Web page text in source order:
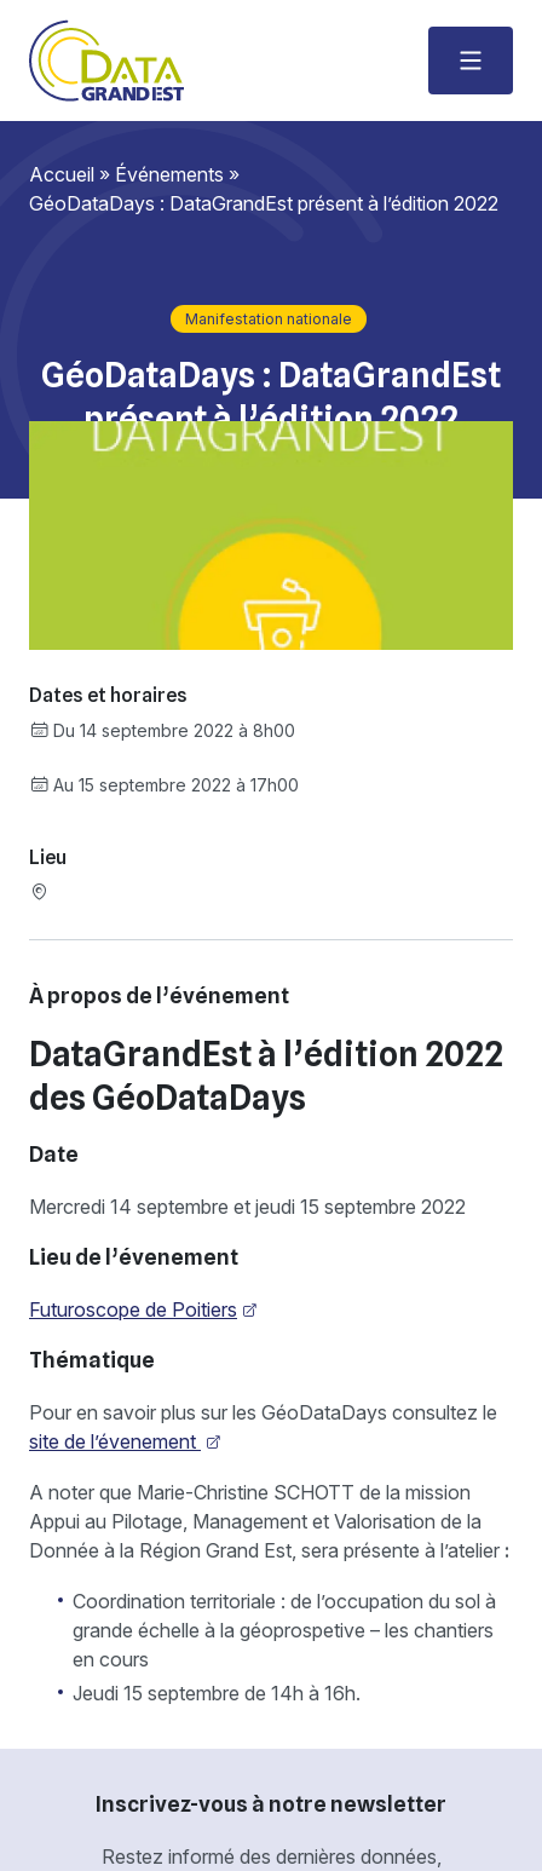
Accueil » Événements »
GéoDataDays : DataGrandEst présent à l’édition 2022
Manifestation nationale
GéoDataDays : DataGrandEst
présent à l’édition 2022
Dates et horaires
Du 14 septembre 2022 à 8h00
Au 15 septembre 2022 à 17h00
Lieu
À propos de l’événement
DataGrandEst à l’édition 2022
des GéoDataDays
Date
Mercredi 14 septembre et jeudi 15 septembre 2022
Lieu de l’évenement
Futuroscope de Poitiers
Thématique
Pour en savoir plus sur les GéoDataDays consultez le
site de l’évenement
A noter que Marie-Christine SCHOTT de la mission
Appui au Pilotage, Management et Valorisation de la
Donnée à la Région Grand Est, sera présente à l’atelier :
Coordination territoriale : de l’occupation du sol à
grande échelle à la géoprospetive – les chantiers
en cours
Jeudi 15 septembre de 14h à 16h.
Inscrivez-vous à notre newsletter
Restez informé des dernières données,